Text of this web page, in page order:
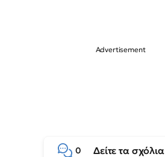
0 Δείτε τα σχόλια